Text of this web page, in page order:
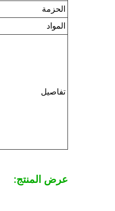
الحزمة
المواد
تفاصيل
عرض المنتج: